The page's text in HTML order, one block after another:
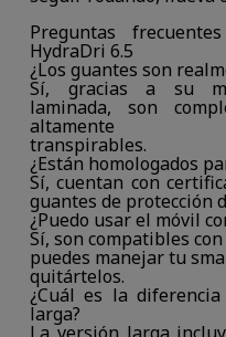
Preguntas
HydraDri 6.5
¿Los guantes son
Sí, gracias a su
laminada, son
altamente
transpirables.
¿Están homologados
Sí, cuentan con
guantes de protección
¿Puedo usar el móvil
Sí, son compatibles
puedes manejar tu
quitártelos.
¿Cuál es la
larga?